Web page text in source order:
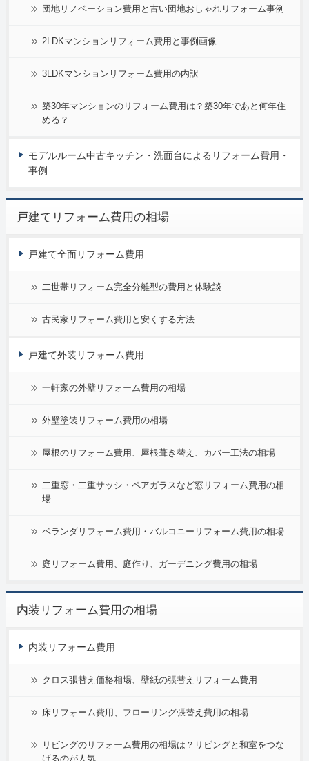
団地リノベーション費用と古い団地おしゃれリフォーム事例
2LDKマンションリフォーム費用と事例画像
3LDKマンションリフォーム費用の内訳
築30年マンションのリフォーム費用は？築30年であと何年住
める？
モデルルーム中古キッチン・洗面台によるリフォーム費用・
事例
戸建てリフォーム費用の相場
戸建て全面リフォーム費用
二世帯リフォーム完全分離型の費用と体験談
古民家リフォーム費用と安くする方法
戸建て外装リフォーム費用
一軒家の外壁リフォーム費用の相場
外壁塗装リフォーム費用の相場
屋根のリフォーム費用、屋根葺き替え、カバー工法の相場
二重窓・二重サッシ・ペアガラスなど窓リフォーム費用の相
場
ベランダリフォーム費用・バルコニーリフォーム費用の相場
庭リフォーム費用、庭作り、ガーデニング費用の相場
内装リフォーム費用の相場
内装リフォーム費用
クロス張替え価格相場、壁紙の張替えリフォーム費用
床リフォーム費用、フローリング張替え費用の相場
リビングのリフォーム費用の相場は？リビングと和室をつな
げるのが人気